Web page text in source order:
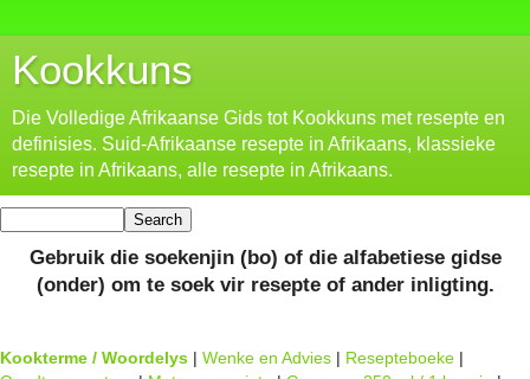
Kookkuns
Die Volledige Afrikaanse Gids tot Kookkuns met resepte en
definisies. Suid-Afrikaanse resepte in Afrikaans, klassieke
resepte in Afrikaans, alle resepte in Afrikaans.
Gebruik die soekenjin (bo) of die alfabetiese gidse
(onder) om te soek vir resepte of ander inligting.
Kookterme / Woordelys | Wenke en Advies | Resepteboeke |